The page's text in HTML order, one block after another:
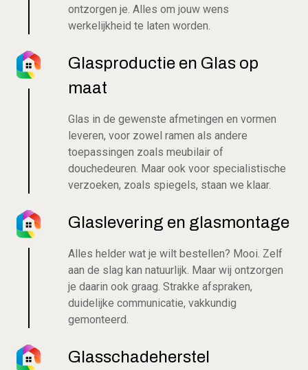
ontzorgen je. Alles om jouw wens
werkelijkheid te laten worden.
Glasproductie en Glas op
maat
Glas in de gewenste afmetingen en vormen
leveren, voor zowel ramen als andere
toepassingen zoals meubilair of
douchedeuren. Maar ook voor specialistische
verzoeken, zoals spiegels, staan we klaar.
Glaslevering en glasmontage
Alles helder wat je wilt bestellen? Mooi. Zelf
aan de slag kan natuurlijk. Maar wij ontzorgen
je daarin ook graag. Strakke afspraken,
duidelijke communicatie, vakkundig
gemonteerd.
Glasschadeherstel